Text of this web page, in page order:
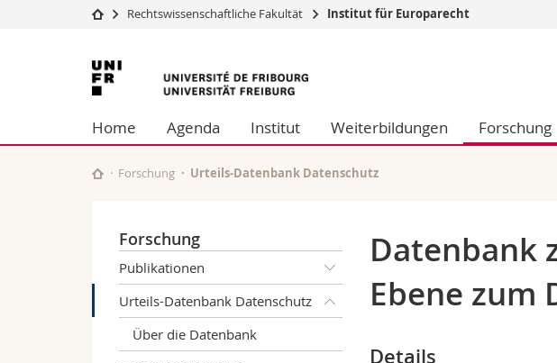
Universität
Studium
Forschung
Universität
Weiterbildung
Wirtschafts- und
Philosophische Fak.
Fak. für Erziehungs- und
Rechtswissenschaftliche Fakultät Institut für Europarecht
Universität
Freiburg
Home Agenda Institut Weiterbildungen Forschung
Forschung Urteils-Datenbank Datenschutz
Forschung
Publikationen
Urteils-Datenbank Datenschutz
Über die Datenbank
Datenbank
Ebene zum
Details